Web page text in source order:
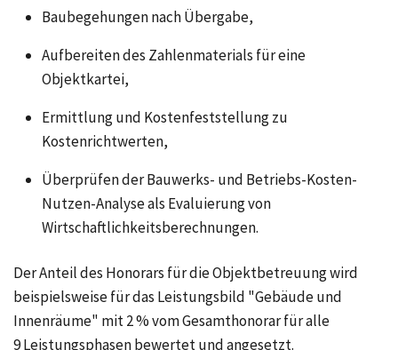
Baubegehungen nach Übergabe,
Aufbereiten des Zahlenmaterials für eine
Objektkartei,
Ermittlung und Kostenfeststellung zu
Kostenrichtwerten,
Überprüfen der Bauwerks- und Betriebs-Kosten-
Nutzen-Analyse als Evaluierung von
Wirtschaftlichkeitsberechnungen.
Der Anteil des Honorars für die Objektbetreuung wird
beispielsweise für das Leistungsbild "Gebäude und
Innenräume" mit2 %vom Gesamthonorar für alle
9 Leistungsphasenbewertet und angesetzt.